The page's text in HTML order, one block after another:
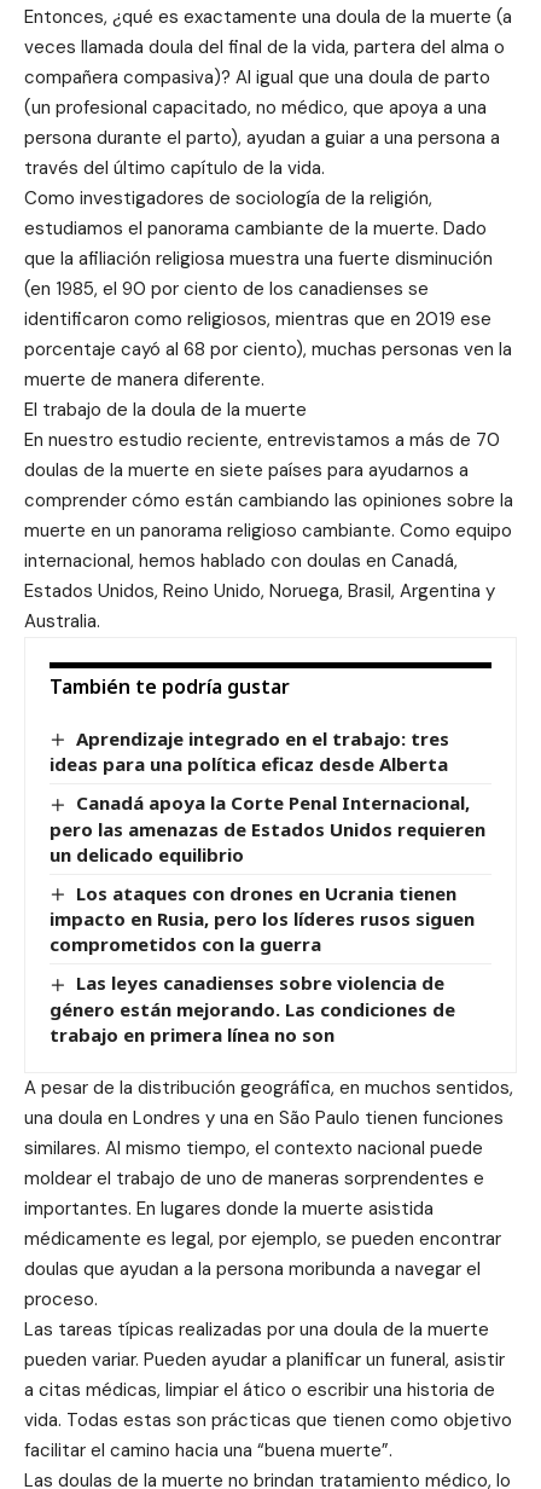
Entonces, ¿qué es exactamente una doula de la muerte (a
veces llamada doula del final de la vida, partera del alma o
compañera compasiva)? Al igual que una doula de parto
(un profesional capacitado, no médico, que apoya a una
persona durante el parto), ayudan a guiar a una persona a
través del último capítulo de la vida.
Como investigadores de sociología de la religión,
estudiamos el panorama cambiante de la muerte. Dado
que la afiliación religiosa muestra una fuerte disminución
(en 1985, el 90 por ciento de los canadienses se
identificaron como religiosos, mientras que en 2019 ese
porcentaje cayó al 68 por ciento), muchas personas ven la
muerte de manera diferente.
El trabajo de la doula de la muerte
En nuestro estudio reciente, entrevistamos a más de 70
doulas de la muerte en siete países para ayudarnos a
comprender cómo están cambiando las opiniones sobre la
muerte en un panorama religioso cambiante. Como equipo
internacional, hemos hablado con doulas en Canadá,
Estados Unidos, Reino Unido, Noruega, Brasil, Argentina y
Australia.
También te podría gustar
Aprendizaje integrado en el trabajo: tres
ideas para una política eficaz desde Alberta
Canadá apoya la Corte Penal Internacional,
pero las amenazas de Estados Unidos requieren
un delicado equilibrio
Los ataques con drones en Ucrania tienen
impacto en Rusia, pero los líderes rusos siguen
comprometidos con la guerra
Las leyes canadienses sobre violencia de
género están mejorando. Las condiciones de
trabajo en primera línea no son
A pesar de la distribución geográfica, en muchos sentidos,
una doula en Londres y una en São Paulo tienen funciones
similares. Al mismo tiempo, el contexto nacional puede
moldear el trabajo de uno de maneras sorprendentes e
importantes. En lugares donde la muerte asistida
médicamente es legal, por ejemplo, se pueden encontrar
doulas que ayudan a la persona moribunda a navegar el
proceso.
Las tareas típicas realizadas por una doula de la muerte
pueden variar. Pueden ayudar a planificar un funeral, asistir
a citas médicas, limpiar el ático o escribir una historia de
vida. Todas estas son prácticas que tienen como objetivo
facilitar el camino hacia una “buena muerte”.
Las doulas de la muerte no brindan tratamiento médico, lo